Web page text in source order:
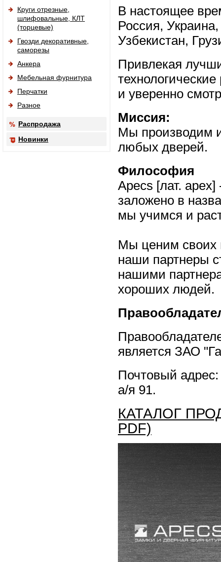
Круги отрезные,
шлифовальные, КЛТ
(торцевые)
Гвозди декоративные,
саморезы
Анкера
Мебельная фурнитура
Перчатки
Разное
Распродажа
Новинки
В настоящее
Россия,
Узбекистан,
Привлекая
и уверенно
Миссия:
Мы производим
любых дверей.
Философия
Apecs [лат.
заложено в
мы учимся и
Мы ценим своих
наши партнеры
нашими
хороших людей.
является ЗАО
Почтовый
а/я 91.
КАТАЛОГ
PDF)